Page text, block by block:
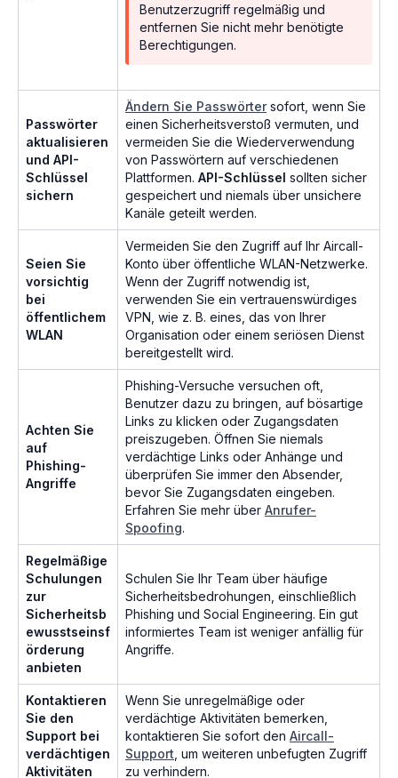
Benutzerzugriff regelmäßig und
entfernen Sie nicht mehr benötigte
Berechtigungen.
Passwörter
aktualisieren
und API-
Schlüssel
sichern
Ändern Sie Passwörtersofort, wenn Sie
einen Sicherheitsverstoß vermuten, und
vermeiden Sie die Wiederverwendung
von Passwörtern auf verschiedenen
Plattformen. API-Schlüssel sollten sicher
gespeichert und niemals über unsichere
Kanäle geteilt werden.
Seien Sie
vorsichtig
bei
öffentlichem
WLAN
Vermeiden Sie den Zugriff auf Ihr Aircall-
Konto über öffentliche WLAN-Netzwerke.
Wenn der Zugriff notwendig ist,
verwenden Sie ein vertrauenswürdiges
VPN, wie z. B. eines, das von Ihrer
Organisation oder einem seriösen Dienst
bereitgestellt wird.
Achten Sie
auf
Phishing-
Angriffe
Phishing-Versuche versuchen oft,
Benutzer dazu zu bringen, auf bösartige
Links zu klicken oder Zugangsdaten
preiszugeben. Öffnen Sie niemals
verdächtige Links oder Anhänge und
überprüfen Sie immer den Absender,
bevor Sie Zugangsdaten eingeben.
Erfahren Sie mehr über Anrufer-
Spoofing.
Regelmäßige
Schulungen
zur
Sicherheitsb
ewusstseinsf
örderung
anbieten
Schulen Sie Ihr Team über häufige
Sicherheitsbedrohungen, einschließlich
Phishing und Social Engineering. Ein gut
informiertes Team ist weniger anfällig für
Angriffe.
Kontaktieren
Sie den
Support bei
verdächtigen
Aktivitäten
Wenn Sie unregelmäßige oder
verdächtige Aktivitäten bemerken,
kontaktieren Sie sofort den Aircall-
Support , um weiteren unbefugten Zugriff
zu verhindern.